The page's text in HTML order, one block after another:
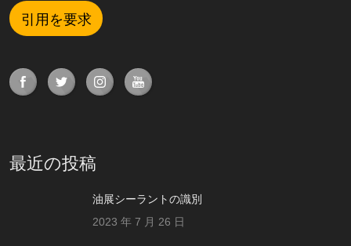
引用を要求
最近の投稿
油展シーラントの識別
2023 年 7 月 26 日